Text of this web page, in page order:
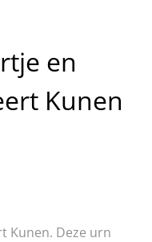
en
Kunen
Kunen. Deze urn